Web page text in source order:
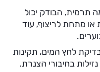
תרמית, הבודק יכול
או מתחת לריצוף, עוד
לחץ המים, תקינות
נזילות בחיבורי הצנרת.